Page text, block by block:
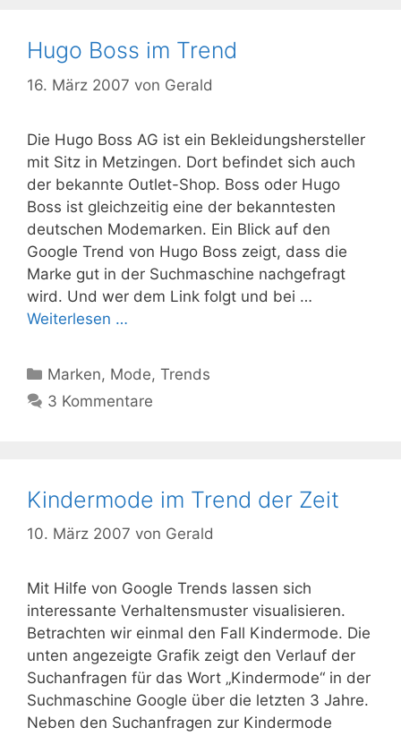
Hugo Boss im Trend
16. März 2007 von Gerald
Die Hugo Boss AG ist ein Bekleidungshersteller
mit Sitz in Metzingen. Dort befindet sich auch
der bekannte Outlet-Shop. Boss oder Hugo
Boss ist gleichzeitig eine der bekanntesten
deutschen Modemarken. Ein Blick auf den
Google Trend von Hugo Boss zeigt, dass die
Marke gut in der Suchmaschine nachgefragt
wird. Und wer dem Link folgt und bei …
Weiterlesen …
Kategorien
Marken, Mode,Trends
3 Kommentare
Kindermode im Trend der Zeit
10. März 2007 von Gerald
Mit Hilfe von Google Trends lassen sich
interessante Verhaltensmuster visualisieren.
Betrachten wir einmal den Fall Kindermode. Die
unten angezeigte Grafik zeigt den Verlauf der
Suchanfragen für das Wort „Kindermode“ in der
Suchmaschine Google über die letzten 3 Jahre.
Neben den Suchanfragen zur Kindermode